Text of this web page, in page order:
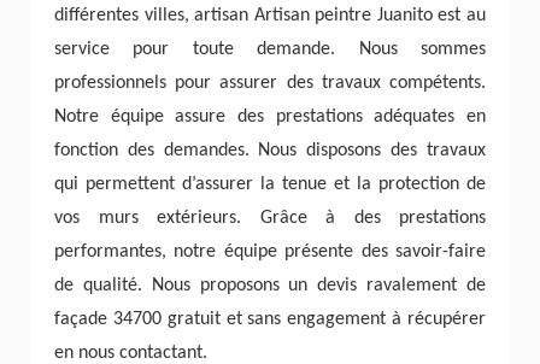
différentes villes, artisan Artisan peintre Juanito est au
service pour toute demande. Nous sommes
professionnels pour assurer des travaux compétents.
Notre équipe assure des prestations adéquates en
fonction des demandes. Nous disposons des travaux
qui permettent d’assurer la tenue et la protection de
vos murs extérieurs. Grâce à des prestations
performantes, notre équipe présente des savoir-faire
de qualité. Nous proposons un devis ravalement de
façade 34700 gratuit et sans engagement à récupérer
en nous contactant.